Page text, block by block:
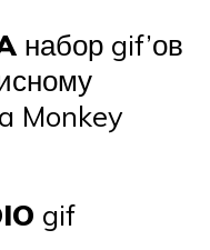
набор gif’ов
Monkey
gif